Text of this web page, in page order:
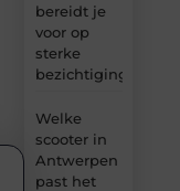
bereidt je
voor op
sterke
bezichtigingen
Welke
scooter in
Antwerpen
past het